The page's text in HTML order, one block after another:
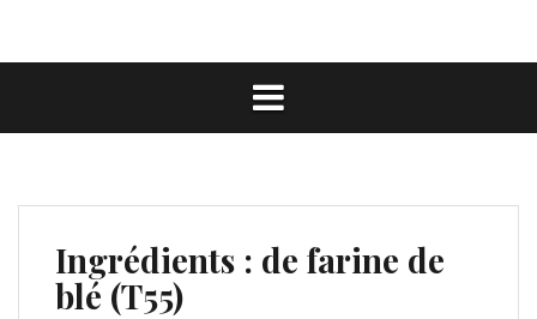
Ingrédients : de farine de
blé (T55)